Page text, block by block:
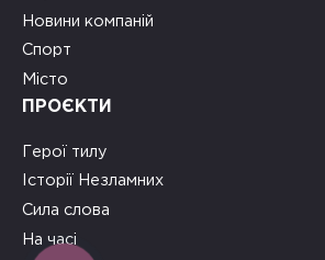
Новини компаній
Спорт
Місто
ПРОЄКТИ
Герої тилу
Історії Незламних
Сила слова
На часі